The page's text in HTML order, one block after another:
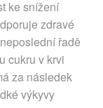
ke snížení
zdravé
řadě
cukru v krvi
za následek
výkyvy